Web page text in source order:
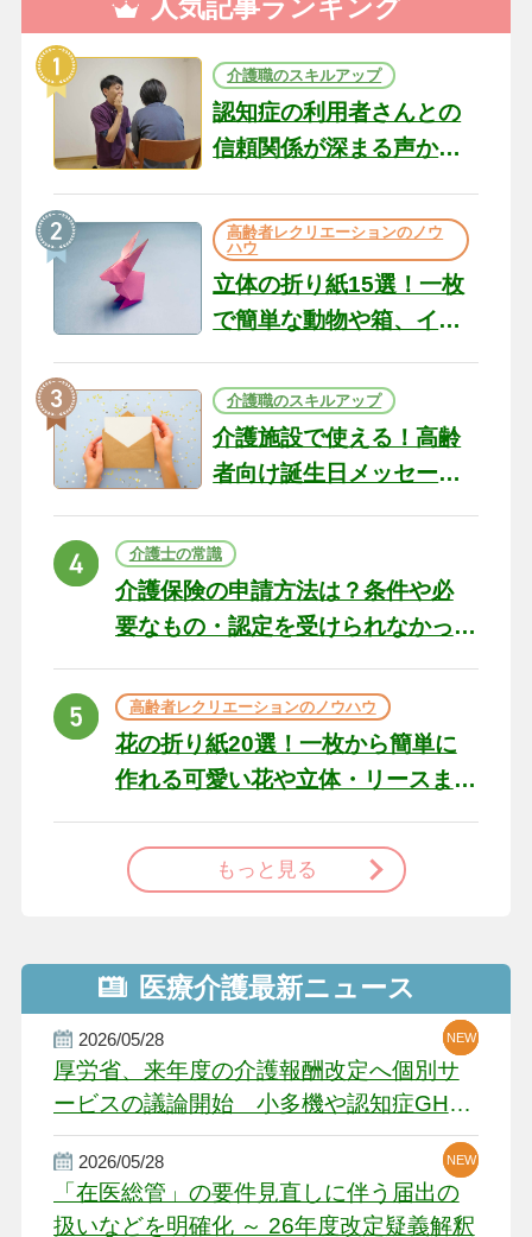
人気記事ランキング
介護職のスキルアップ
認知症の利用者さんとの
信頼関係が深まる声かけ
の現場から（22）
高齢者レクリエーションのノウ
ハウ
立体の折り紙15選！一枚
で簡単な動物や箱、イン
介護職のスキルアップ
介護施設で使える！高齢
者向け誕生日メッセージ
ト
介護士の常識
介護保険の申請方法は？条件や必
要なもの・認定を受けられなかっ
高齢者レクリエーションのノウハウ
花の折り紙20選！一枚から簡単に
作れる可愛い花や立体・リースま
もっと見る
医療介護最新ニュース
2026/05/28
厚労省、来年度の介護報酬改定へ個別サ
ービスの議論開始 小多機や認知症GH、
厳しい経営環境に危機感
NEW
NEW
NEW
2026/05/28
「在医総管」の要件見直しに伴う届出の
扱いなどを明確化 ～ 26年度改定疑義解釈
NEW
NEW